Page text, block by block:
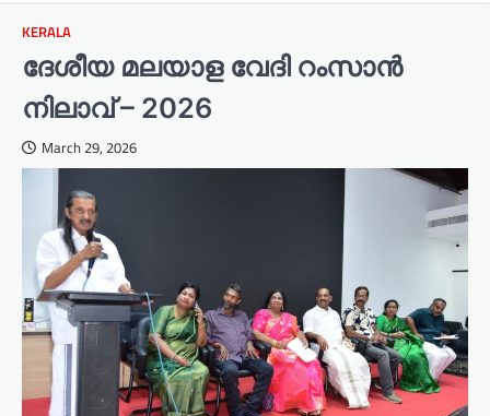
KERALA
ദേശീയ മലയാള വേദി റംസാൻ
നിലാവ് – 2026
March 29, 2026